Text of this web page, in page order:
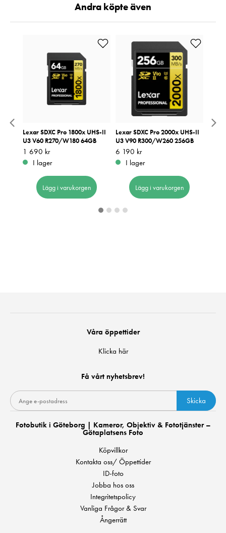
Andra köpte även
Lexar SDXC Pro 1800x UHS-II
U3 V60 R270/W180 64GB
Pris:1 690 kr
1 690 kr
I lager
Lägg i varukorgen
Lexar SDXC Pro 2000x UHS-II
U3 V90 R300/W260 256GB
Pris:6 190 kr
6 190 kr
I lager
Lägg i varukorgen
Våra öppettider
Klicka här
Få vårt nyhetsbrev!
Skicka
Fotobutik i Göteborg | Kameror, Objektiv & Fototjänster –
Götaplatsens Foto
Köpvillkor
Kontakta oss/ Öppettider
ID-foto
Jobba hos oss
Integritetspolicy
Vanliga Frågor & Svar
Ångerrätt